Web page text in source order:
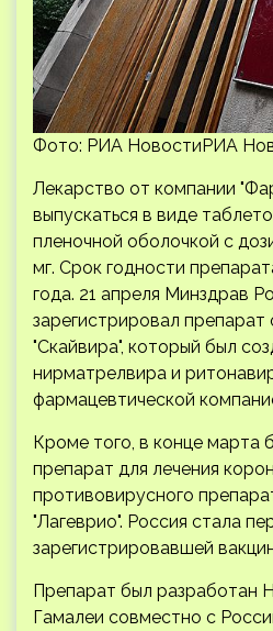
Фото: РИА НовостиРИА
Лекарство от компании
выпускаться в виде
пленочной оболочкой с
мг. Срок годности
года. 21 апреля Минздрав
зарегистрировал
"Скайвира", который был
нирматрелвира и
фармацевтической
Кроме того, в конце марта
препарат для лечения
противовирусного
"Лагеврио". Россия стала
зарегистрировавшей
Препарат был
Гамалеи совместно с